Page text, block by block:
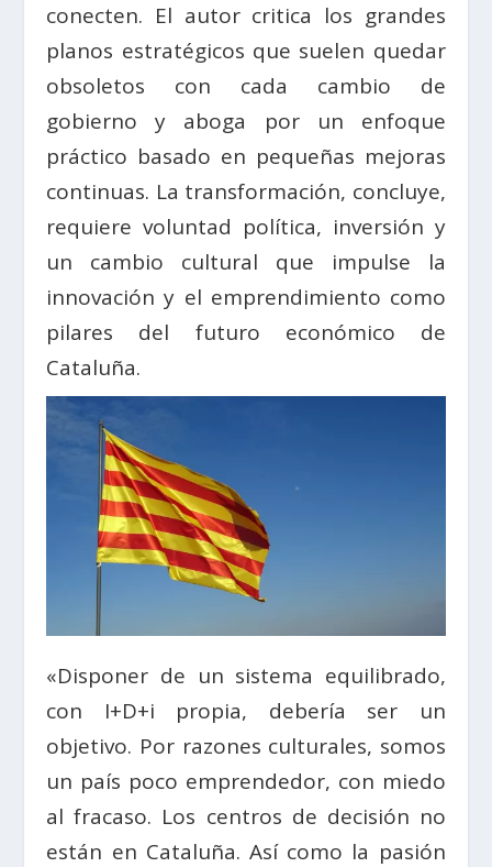
conecten. El autor critica los grandes
planos estratégicos que suelen quedar
obsoletos con cada cambio de
gobierno y aboga por un enfoque
práctico basado en pequeñas mejoras
continuas. La transformación, concluye,
requiere voluntad política, inversión y
un cambio cultural que impulse la
innovación y el emprendimiento como
pilares del futuro económico de
Cataluña.
«Disponer de un sistema equilibrado,
con I+D+i propia, debería ser un
objetivo. Por razones culturales, somos
un país poco emprendedor, con miedo
al fracaso. Los centros de decisión no
están en Cataluña. Así como la pasión